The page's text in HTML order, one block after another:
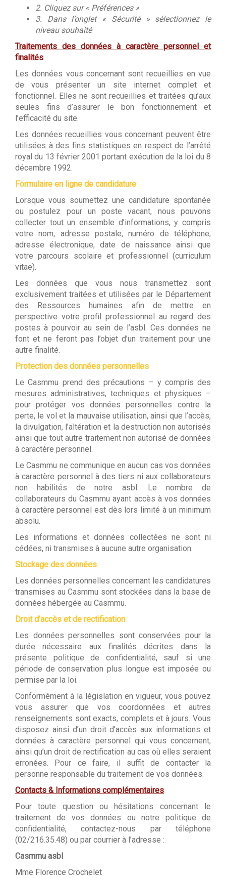
2. Cliquez sur « Préférences »
3. Dans l’onglet « Sécurité » sélectionnez le
niveau souhaité
Traitements des données à caractère personnel et
finalités
Les données vous concernant sont recueillies en vue
de vous présenter un site internet complet et
fonctionnel. Elles ne sont recueillies et traitées qu’aux
seules fins d’assurer le bon fonctionnement et
l’efficacité du site.
Les données recueillies vous concernant peuvent être
utilisées à des fins statistiques en respect de l’arrêté
royal du 13 février 2001 portant exécution de la loi du 8
décembre 1992.
Formulaire en ligne de candidature
Lorsque vous soumettez une candidature spontanée
ou postulez pour un poste vacant, nous pouvons
collecter tout un ensemble d’informations, y compris
votre nom, adresse postale, numéro de téléphone,
adresse électronique, date de naissance ainsi que
votre parcours scolaire et professionnel (curriculum
vitae).
Les données que vous nous transmettez sont
exclusivement traitées et utilisées par le Département
des Ressources humaines afin de mettre en
perspective votre profil professionnel au regard des
postes à pourvoir au sein de l’asbl. Ces données ne
font et ne feront pas l’objet d’un traitement pour une
autre finalité.
Protection des données personnelles
Le Casmmu prend des précautions – y compris des
mesures administratives, techniques et physiques –
pour protéger vos données personnelles contre la
perte, le vol et la mauvaise utilisation, ainsi que l’accès,
la divulgation, l’altération et la destruction non autorisés
ainsi que tout autre traitement non autorisé de données
à caractère personnel.
Le Casmmu ne communique en aucun cas vos données
à caractère personnel à des tiers ni aux collaborateurs
non habilités de notre asbl. Le nombre de
collaborateurs du Casmmu ayant accès à vos données
à caractère personnel est dès lors limité à un minimum
absolu.
Les informations et données collectées ne sont ni
cédées, ni transmises à aucune autre organisation.
Stockage des données
Les données personnelles concernant les candidatures
transmises au Casmmu sont stockées dans la base de
données hébergée au Casmmu.
Droit d’accès et de rectification
Les données personnelles sont conservées pour la
durée nécessaire aux finalités décrites dans la
présente politique de confidentialité, sauf si une
période de conservation plus longue est imposée ou
permise par la loi.
Conformément à la législation en vigueur, vous pouvez
vous assurer que vos coordonnées et autres
renseignements sont exacts, complets et à jours. Vous
disposez ainsi d’un droit d’accès aux informations et
données à caractère personnel qui vous concernent,
ainsi qu’un droit de rectification au cas où elles seraient
erronées. Pour ce faire, il suffit de contacter la
personne responsable du traitement de vos données.
Contacts & Informations complémentaires
Pour toute question ou hésitations concernant le
traitement de vos données ou notre politique de
confidentialité, contactez-nous par téléphone
(02/216.35.48) ou par courrier à l’adresse :
Casmmu asbl
Mme Florence Crochelet